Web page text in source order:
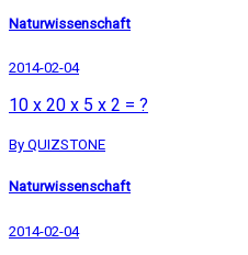
Naturwissenschaft
2014-02-04
10 x 20 x 5 x 2 = ?
By QUIZSTONE
Naturwissenschaft
2014-02-04